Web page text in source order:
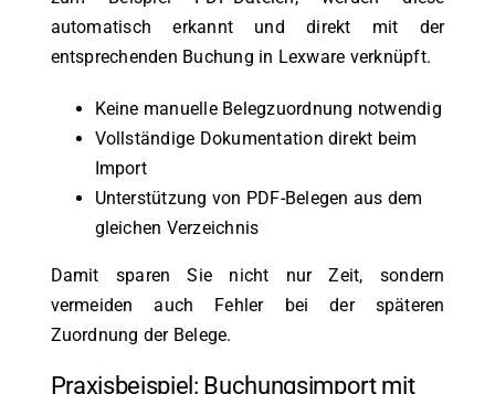
automatisch erkannt und direkt mit der
entsprechenden Buchung in Lexware verknüpft.
Keine manuelle Belegzuordnung notwendig
Vollständige Dokumentation direkt beim
Import
Unterstützung von PDF-Belegen aus dem
gleichen Verzeichnis
Damit sparen Sie nicht nur Zeit, sondern
vermeiden auch Fehler bei der späteren
Zuordnung der Belege.
Praxisbeispiel: Buchungsimport mit